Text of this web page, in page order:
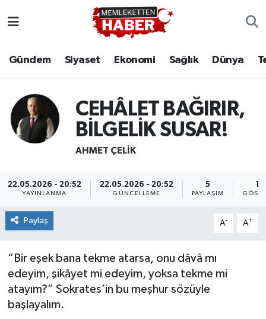
Gündem Siyaset Ekonomi Sağlık Dünya
CEHÂLET BAĞIRIR,
BİLGELİK SUSAR!
AHMET ÇELIK
22.05.2026 - 20:52
YAYINLANMA
22.05.2026 - 20:52
GÜNCELLEME
5
PAYLAŞIM
14
Paylaş A- A+
“Bir eşek bana tekme atarsa, onu dâvâ mı
edeyim, şikâyet mi edeyim, yoksa tekme mi
atayım?” Sokrates’in bu meşhur sözüyle
başlayalım.